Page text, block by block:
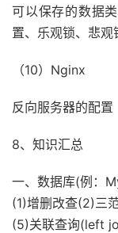
可以保存的数据
置、乐观锁、悲观
（10）Nginx
反向服务器的配置
8、知识汇总
一、数据库(例：
(1)增删改查(2)三
(5)关联查询(left